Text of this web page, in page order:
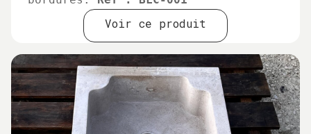
Voir ce produit